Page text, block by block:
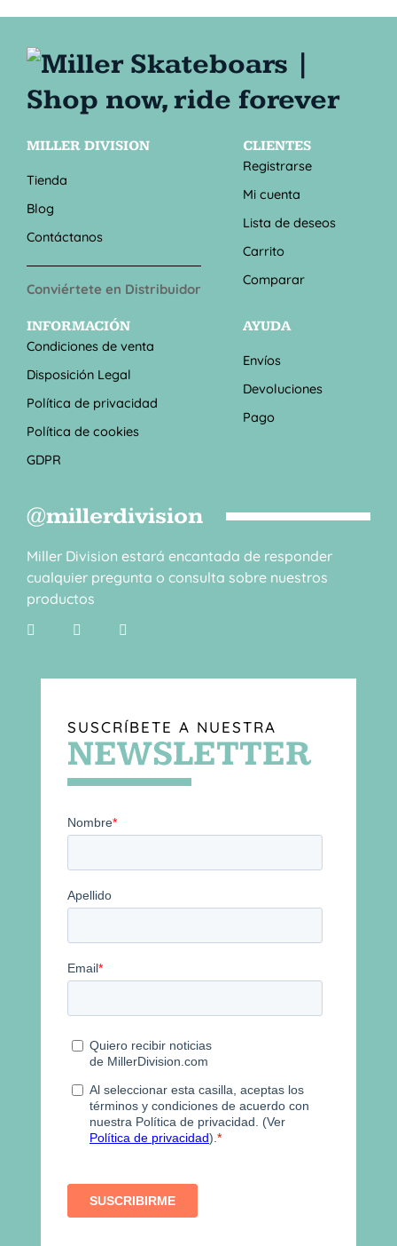
MILLER DIVISION
Tienda
Blog
Contáctanos
Conviértete en Distribuidor
CLIENTES
Registrarse
Mi cuenta
Lista de deseos
Carrito
Comparar
INFORMACIÓN
Condiciones de venta
Disposición Legal
Política de privacidad
Política de cookies
GDPR
AYUDA
Envíos
Devoluciones
Pago
@millerdivision
Miller Division estará encantada de responder
cualquier pregunta o consulta sobre nuestros
productos
SUSCRÍBETE A NUESTRA
NEWSLETTER